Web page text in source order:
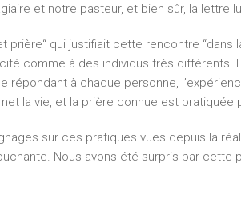
et notre pasteur, et bien sûr, la lettre
prière“ qui justifiait cette rencontre “dans
comme à des individus très différents.
répondant à chaque personne,
la vie, et la prière connue est pratiquée
sur ces pratiques vues depuis la
Nous avons été surpris par cette